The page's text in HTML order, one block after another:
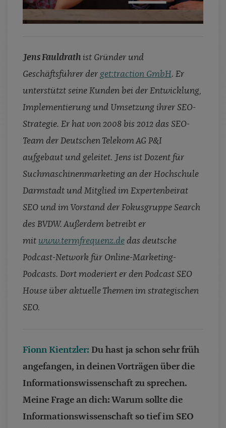
Jens Fauldrath ist Gründer und
Geschäftsführer der get:traction GmbH. Er
unterstützt seine Kunden bei der Entwicklung,
Implementierung und Umsetzung ihrer SEO-
Strategie. Er hat von 2008 bis 2012 das SEO-
Team der Deutschen Telekom AG P&I
aufgebaut und geleitet. Jens ist Dozent für
Suchmaschinenmarketing an der Hochschule
Darmstadt und Mitglied im Expertenbeirat
SEO und im Vorstand der Fokusgruppe Search
des BVDW. Außerdem betreibt er
mit www.termfrequenz.de das deutsche
Podcast-Network für Online-Marketing-
Podcasts. Dort moderiert er den Podcast SEO
House über aktuelle Themen im strategischen
SEO.
Fionn Kientzler: Du hast ja schon sehr früh
angefangen, in deinen Vorträgen über die
Informationswissenschaft zu sprechen.
Meine Frage an dich: Warum sollte die
Informationswissenschaft so tief im SEO